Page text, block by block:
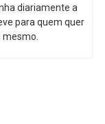
diariamente a
para quem quer
mesmo.